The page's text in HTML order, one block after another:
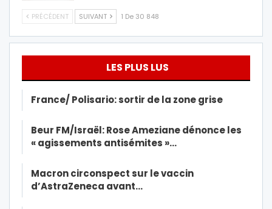
PRÉCÉDENT SUIVANT 1 De 30 848
LES PLUS LUS
France/ Polisario: sortir de la zone grise
Beur FM/Israël: Rose Ameziane dénonce les
« agissements antisémites »…
Macron circonspect sur le vaccin
d’AstraZeneca avant…